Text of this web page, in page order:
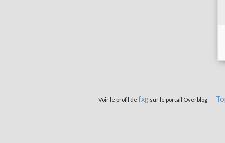
Voir le profil de fxgsur le portail Overblog